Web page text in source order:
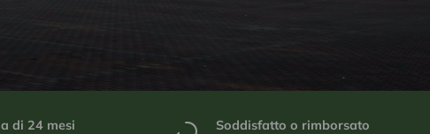
di 24 mesi
Soddisfatto o rimborsato